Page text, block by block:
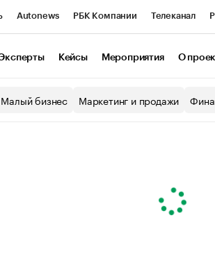
Autonews РБК Компании Телеканал
Экономика Бизнес
Кейсы Мероприятия О
Малый бизнес Маркетинг и продажи